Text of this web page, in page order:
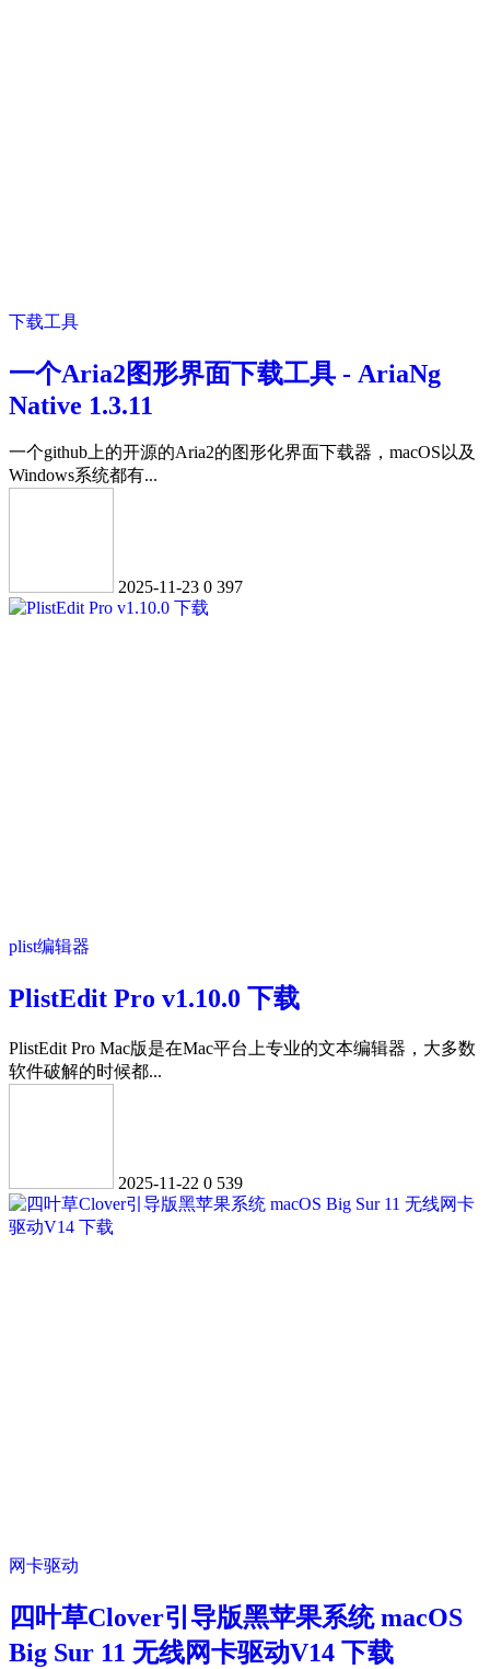
下载工具
一个Aria2图形界面下载工具 - AriaNg
Native 1.3.11
一个github上的开源的Aria2的图形化界面下载器，macOS以及
Windows系统都有...
2025-11-23 0 397
plist编辑器
PlistEdit Pro v1.10.0 下载
PlistEdit Pro Mac版是在Mac平台上专业的文本编辑器，大多数
软件破解的时候都...
2025-11-22 0 539
网卡驱动
四叶草Clover引导版黑苹果系统 macOS
Big Sur 11 无线网卡驱动V14 下载